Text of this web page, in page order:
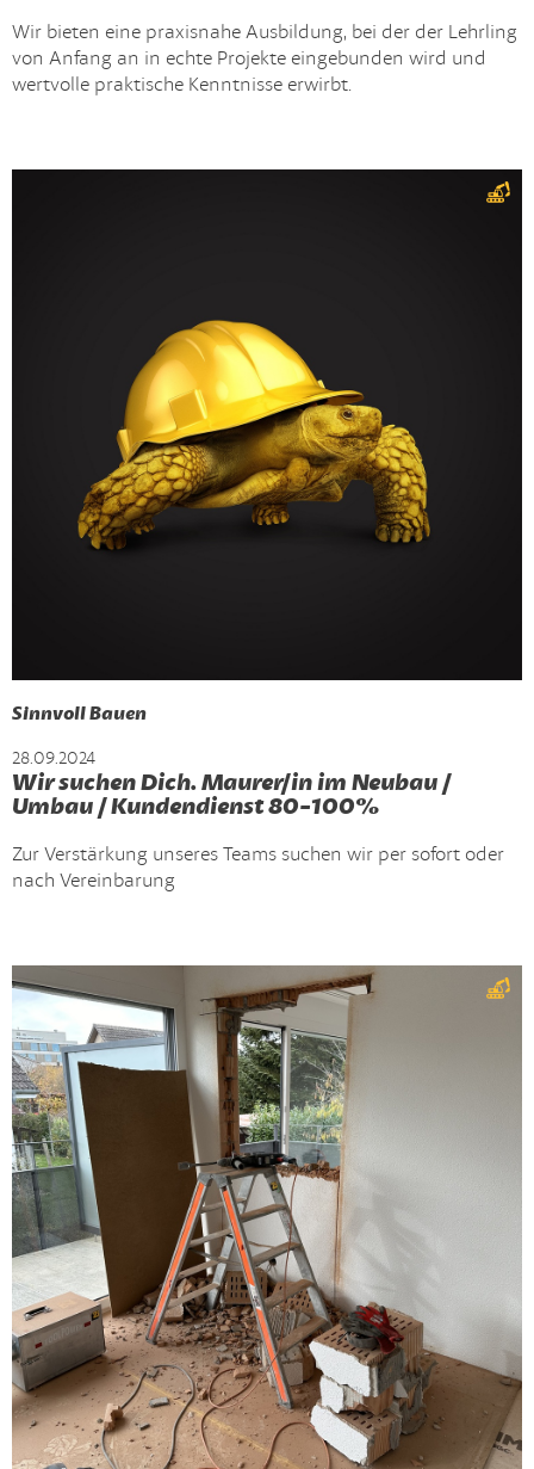
Wir bieten eine praxisnahe Ausbildung, bei der der Lehrling
von Anfang an in echte Projekte eingebunden wird und
wertvolle praktische Kenntnisse erwirbt.
Sinnvoll Bauen
28.09.2024
Wir suchen Dich. Maurer/in im Neubau /
Umbau / Kundendienst 80-100%
Zur Verstärkung unseres Teams suchen wir per sofort oder
nach Vereinbarung